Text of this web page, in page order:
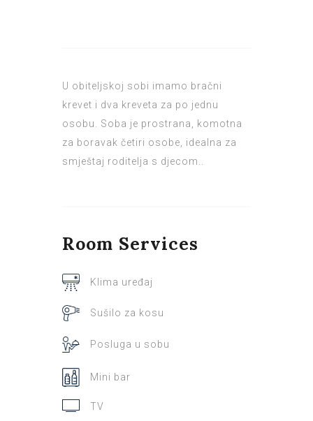
U obiteljskoj sobi imamo bračni
krevet i dva kreveta za po jednu
osobu. Soba je prostrana, komotna
za boravak četiri osobe, idealna za
smještaj roditelja s djecom..
Room Services
Klima uređaj
Sušilo za kosu
Posluga u sobu
Mini bar
TV